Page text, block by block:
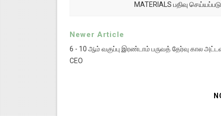
MATERIALS பதிவு
Newer Article
6 - 10 ஆம் வகுப்பு இரண்டாம் பருவத் தேர்வு கால
CEO